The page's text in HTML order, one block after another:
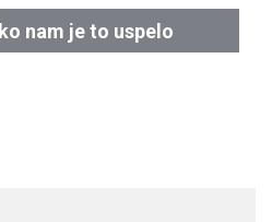
nam je to uspelo